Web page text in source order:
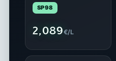
SP98
2,089€/L